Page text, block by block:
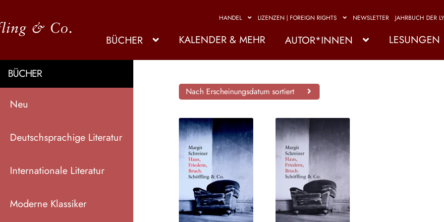
HANDEL LIZENZEN | FOREIGN RIGHTS NEWSLETTER JAHRBUCH DER
BÜCHER KALENDER & MEHR AUTOR*INNEN LESUNGEN
BÜCHER
Neu
Deutschsprachige Literatur
Internationale Literatur
Moderne Klassiker
Nach Erscheinungsdatum sortiert